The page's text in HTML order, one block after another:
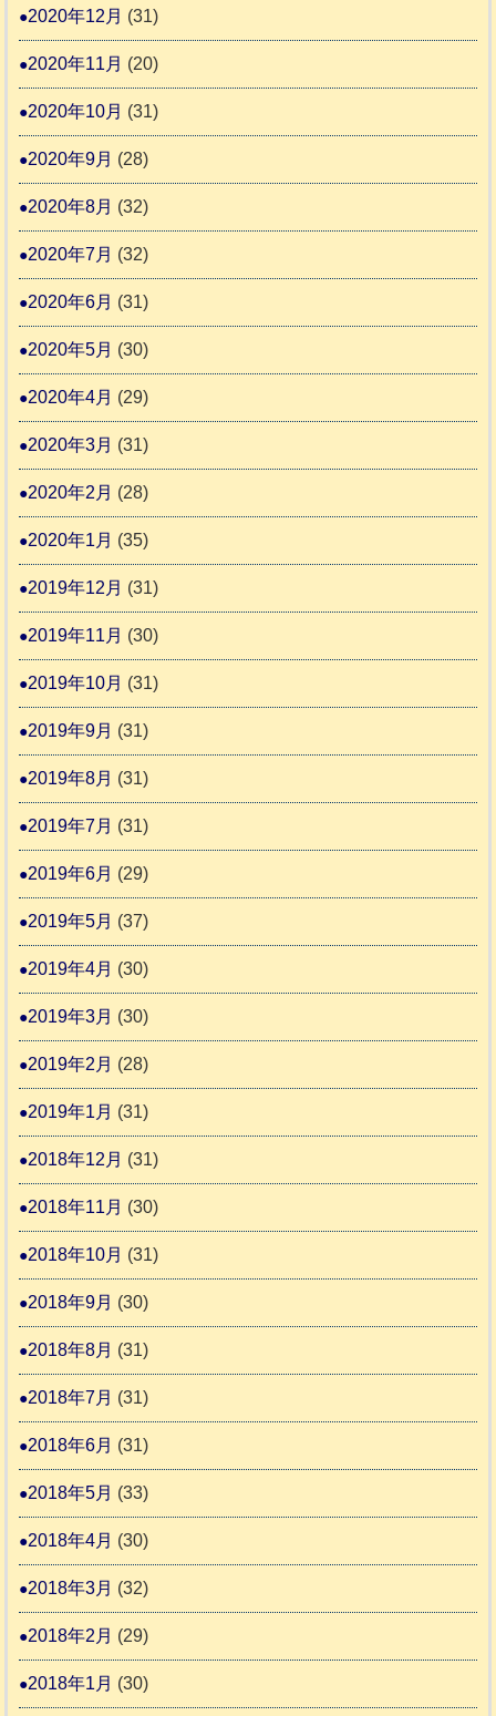
2020年12月 (31)
2020年11月 (20)
2020年10月 (31)
2020年9月 (28)
2020年8月 (32)
2020年7月 (32)
2020年6月 (31)
2020年5月 (30)
2020年4月 (29)
2020年3月 (31)
2020年2月 (28)
2020年1月 (35)
2019年12月 (31)
2019年11月 (30)
2019年10月 (31)
2019年9月 (31)
2019年8月 (31)
2019年7月 (31)
2019年6月 (29)
2019年5月 (37)
2019年4月 (30)
2019年3月 (30)
2019年2月 (28)
2019年1月 (31)
2018年12月 (31)
2018年11月 (30)
2018年10月 (31)
2018年9月 (30)
2018年8月 (31)
2018年7月 (31)
2018年6月 (31)
2018年5月 (33)
2018年4月 (30)
2018年3月 (32)
2018年2月 (29)
2018年1月 (30)